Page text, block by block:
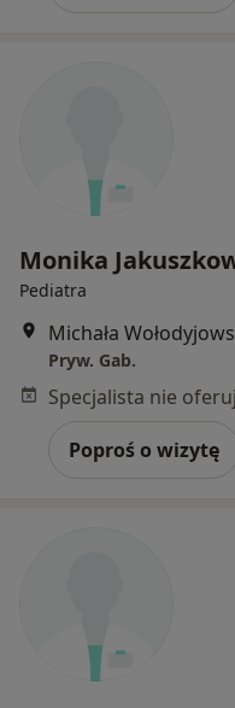
Monika
Pediatra
Michała
Pryw. Gab.
Poproś o wizytę